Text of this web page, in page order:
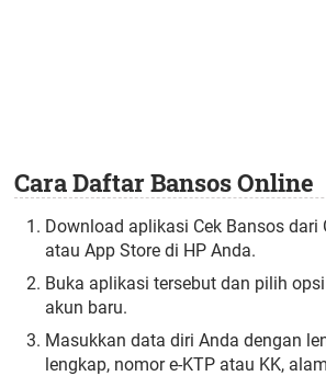
Cara Daftar Bansos Online
Download aplikasi Cek Bansos dari
atau App Store di HP Anda.
Buka aplikasi tersebut dan pilih
akun baru.
Masukkan data diri Anda dengan
lengkap, nomor e-KTP atau KK,